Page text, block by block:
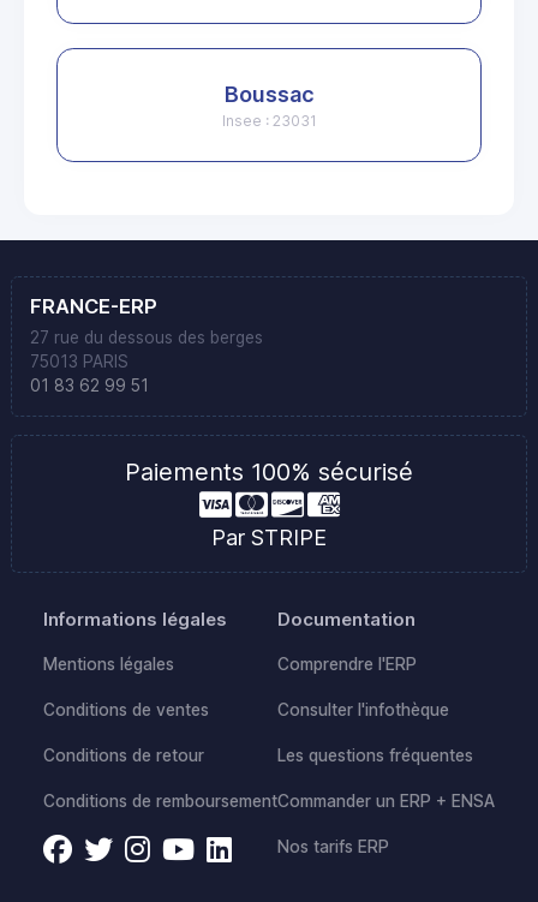
Boussac
Insee : 23031
FRANCE-ERP
27 rue du dessous des berges
75013 PARIS
01 83 62 99 51
Paiements 100% sécurisé
Par STRIPE
Informations légales
Mentions légales
Conditions de ventes
Conditions de retour
Conditions de remboursement
Documentation
Comprendre l'ERP
Consulter l'infothèque
Les questions fréquentes
Commander un ERP + ENSA
Nos tarifs ERP